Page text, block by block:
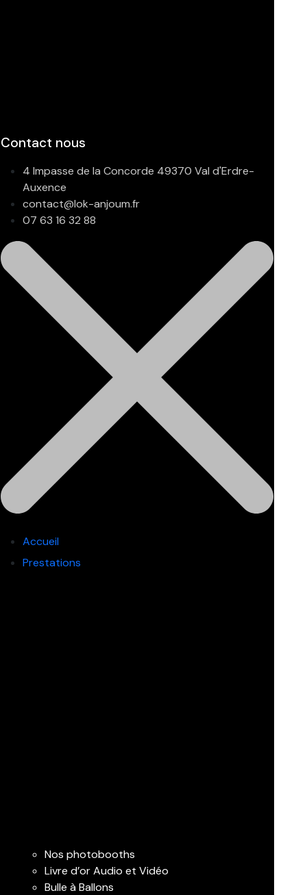
Contact nous
4 Impasse de la Concorde 49370 Val d'Erdre-
Auxence
contact@lok-anjoum.fr
07 63 16 32 88
Accueil
Prestations
Nos photobooths
Livre d’or Audio et Vidéo
Bulle à Ballons